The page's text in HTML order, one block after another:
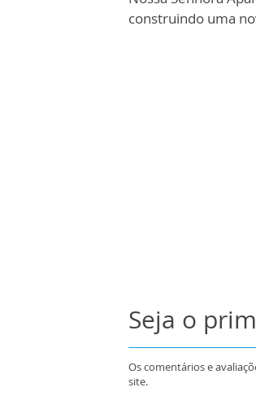
construindo uma
Seja o
Os comentários e
site.